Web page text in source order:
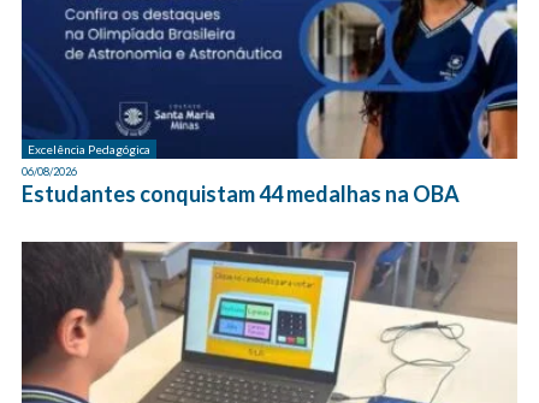
Excelência Pedagógica
06/08/2026
Estudantes conquistam 44 medalhas na OBA